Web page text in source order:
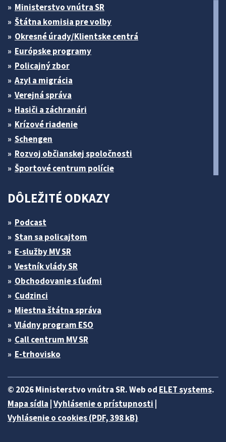
Ministerstvo vnútra SR
Štátna komisia pre volby
Okresné úrady/Klientske centrá
Európske programy
Policajný zbor
Azyl a migrácia
Verejná správa
Hasiči a záchranári
Krízové riadenie
Schengen
Rozvoj občianskej spoločnosti
Športové centrum polície
DÔLEŽITÉ ODKAZY
Podcast
Stan sa policajtom
E-služby MV SR
Vestník vlády SR
Obchodovanie s ľuďmi
Cudzinci
Miestna štátna správa
Vládny program ESO
Call centrum MV SR
E-trhovisko
© 2026 Ministerstvo vnútra SR. Web od ELET systems.
Mapa sídla Vyhlásenie o prístupnosti
Vyhlásenie o cookies (PDF, 398 kB)